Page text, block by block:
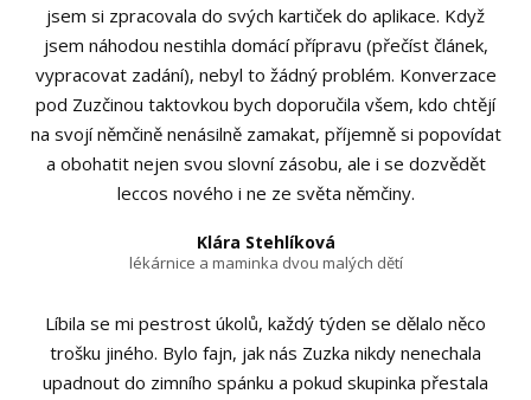
jsem si zpracovala do svých kartiček do aplikace. Když
jsem náhodou nestihla domácí přípravu (přečíst článek,
vypracovat zadání), nebyl to žádný problém. Konverzace
pod Zuzčinou taktovkou bych doporučila všem, kdo chtějí
na svojí němčině nenásilně zamakat, příjemně si popovídat
a obohatit nejen svou slovní zásobu, ale i se dozvědět
leccos nového i ne ze světa němčiny.
Klára Stehlíková
lékárnice a maminka dvou malých dětí
Líbila se mi pestrost úkolů, každý týden se dělalo něco
trošku jiného. Bylo fajn, jak nás Zuzka nikdy nenechala
upadnout do zimního spánku a pokud skupinka přestala